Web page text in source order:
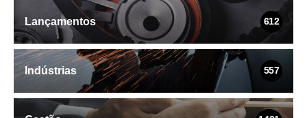
Lançamentos 612
Indústrias 557